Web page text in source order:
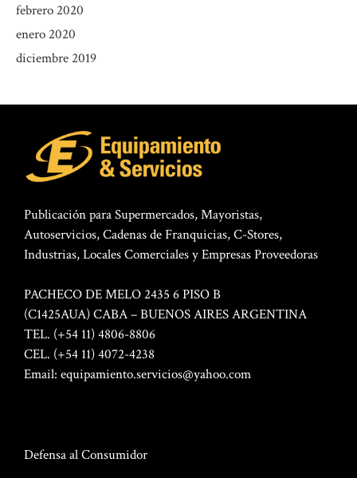
febrero 2020
enero 2020
diciembre 2019
Publicación para Supermercados, Mayoristas,
Autoservicios, Cadenas de Franquicias, C-Stores,
Industrias, Locales Comerciales y Empresas Proveedoras
PACHECO DE MELO 2435 6 PISO B
(C1425AUA) CABA – BUENOS AIRES ARGENTINA
TEL. (+54 11) 4806-8806
CEL. (+54 11) 4072-4238
Email: equipamiento.servicios@yahoo.com
Defensa al Consumidor